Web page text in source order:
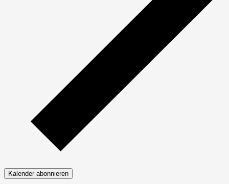
Kalender abonnieren